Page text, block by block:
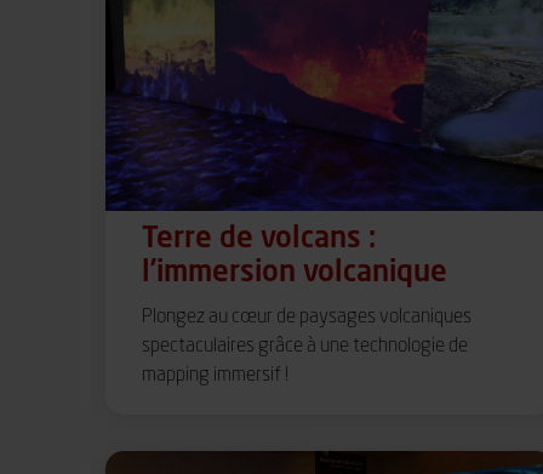
Terre de volcans :
l’immersion volcanique
Plongez au cœur de paysages volcaniques
spectaculaires grâce à une technologie de
mapping immersif !